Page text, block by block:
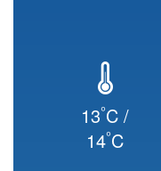
13°C /
14°C